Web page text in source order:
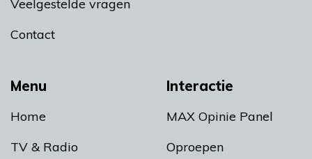
Menu
Home
TV & Radio
Interactie
MAX Opinie Panel
Oproepen
Veelgestelde vragen
Contact